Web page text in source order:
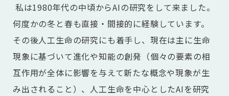
私は1980年代の中頃からAIの研究をして来ました。
何度かの冬と春も直接・間接的に経験しています。
その後人工生命の研究にも着手し、現在は主に生命
現象に基づいて進化や知能の創発（個々の要素の相
互作用が全体に影響を与えて新たな概念や現象が生
み出されること）、人工生命を中心としたAIを研究